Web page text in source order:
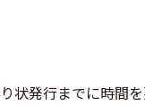
状発行までに時間